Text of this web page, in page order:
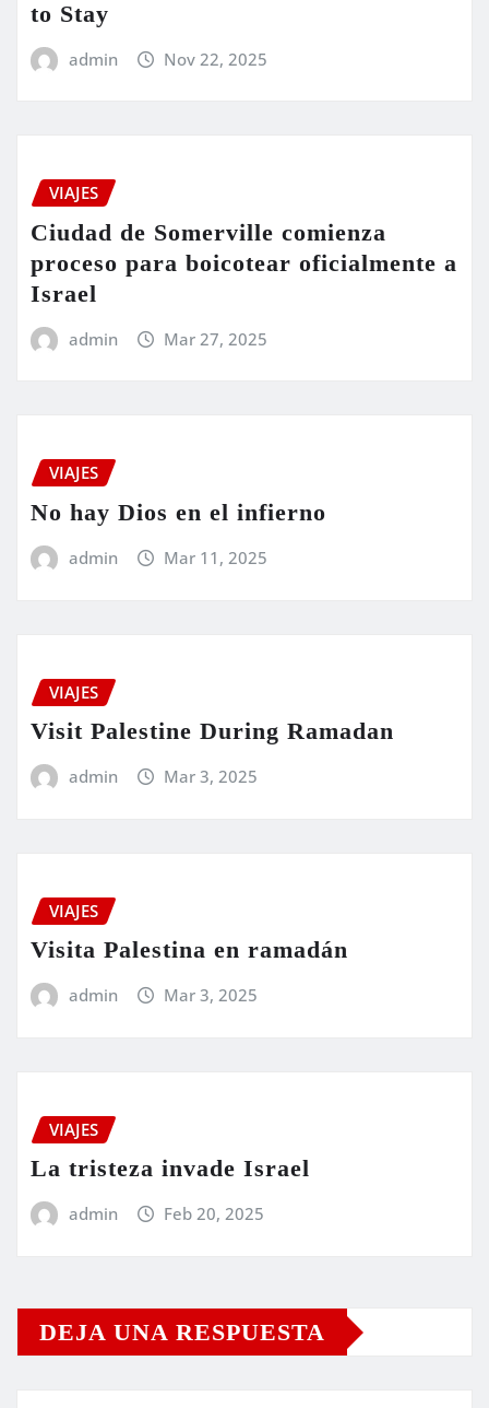
to Stay
admin Nov 22, 2025
VIAJES
Ciudad de Somerville comienza
proceso para boicotear oficialmente a
Israel
admin Mar 27, 2025
VIAJES
No hay Dios en el infierno
admin Mar 11, 2025
VIAJES
Visit Palestine During Ramadan
admin Mar 3, 2025
VIAJES
Visita Palestina en ramadán
admin Mar 3, 2025
VIAJES
La tristeza invade Israel
admin Feb 20, 2025
DEJA UNA RESPUESTA